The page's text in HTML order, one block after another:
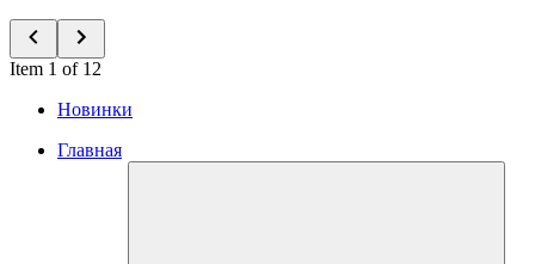
Item 1 of 12
Новинки
Главная